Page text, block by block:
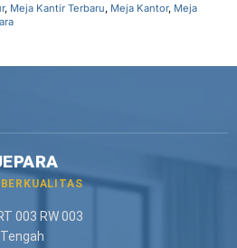
, Meja Kantir Terbaru, Meja Kantor, Meja
003 RW 003